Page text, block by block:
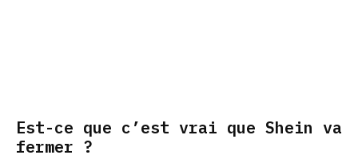
Est-ce que c’est vrai que Shein va
fermer ?